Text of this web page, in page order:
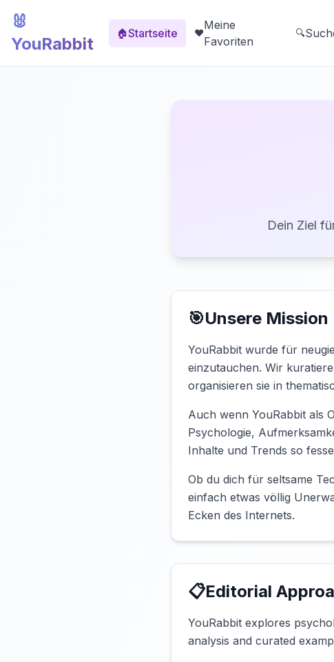
🐰
YouRabbit
🏠Startseite ❤️
Meine
Favoriten
🔍
Dein Ziel
🎯Unsere Mission
YouRabbit wurde für
einzutauchen. Wir
organisieren sie in
Auch wenn YouRabbit als
Psychologie,
Inhalte und Trends so
Ob du dich für seltsame
einfach etwas völlig
Ecken des Internets.
📋Editorial
YouRabbit explores
analysis and curated